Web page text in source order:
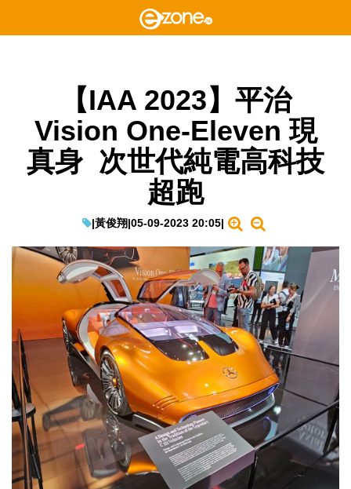
【IAA 2023】平治
Vision One-Eleven 現
真身 次世代純電高科技
超跑
|黃俊翔|05-09-2023 20:05|